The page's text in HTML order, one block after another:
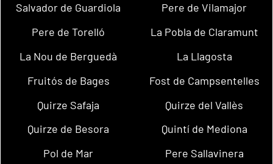
Salvador de Guardiola
Pere de Vilamajor
Pere de Torelló
La Pobla de Claramunt
La Nou de Berguedà
La Llagosta
Fruitós de Bages
Fost de Campsentelles
Quirze Safaja
Quirze del Vallès
Quirze de Besora
Quintí de Mediona
Pol de Mar
Pere Sallavinera